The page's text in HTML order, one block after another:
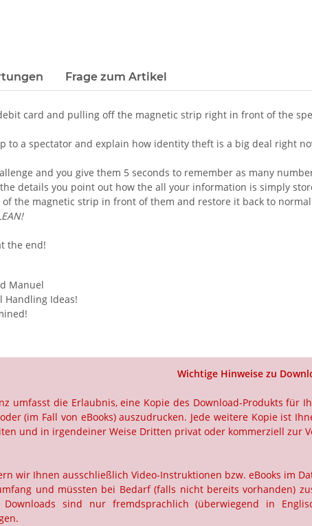
Frage zum Artikel
card and pulling off the magnetic strip right in front of the
to a spectator and explain how identity theft is a big deal right
and you give them 5 seconds to remember as many
details you point out how the all your information is simply
of the magnetic strip in front of them and restore it back to
the end!
Manuel
Handling Ideas!
Wichtige Hinweise zu
umfasst die Erlaubnis, eine Kopie des Download-Produkts
(im Fall von eBooks) auszudrucken. Jede weitere Kopie ist
und in irgendeiner Weise Dritten privat oder kommerziell zur
wir Ihnen ausschließlich Video-Instruktionen bzw. eBooks im
und müssten bei Bedarf (falls nicht bereits vorhanden)
sind nur fremdsprachlich (überwiegend in